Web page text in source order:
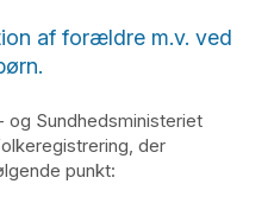
af forældre m.v. ved
og Sundhedsministeriet
der
punkt: